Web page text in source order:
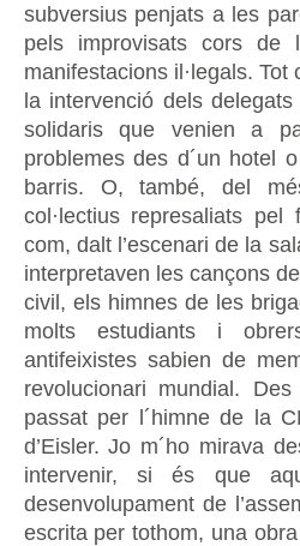
subversius penjats a les
pels improvisats cors de
manifestacions il·legals.
la intervenció dels
solidaris que venien a
problemes des d´un hotel
barris. O, també, del
col·lectius represaliats
com, dalt l’escenari de la
interpretaven les cançons
civil, els himnes de les
molts estudiants i
antifeixistes sabien de
revolucionari mundial.
passat per l´himne de la
d’Eisler. Jo m´ho mirava
intervenir, si és que
desenvolupament de
escrita per tothom, una